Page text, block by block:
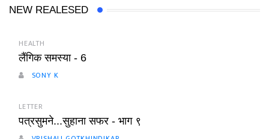
NEW REALESED
HEALTH
लैंगिक समस्या - 6
SONY K
LETTER
पत्रसुमने...सुहाना सफर - भाग ९